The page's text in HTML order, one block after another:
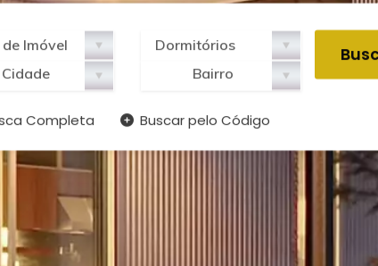
Cidade Bairro